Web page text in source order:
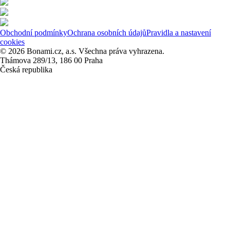
Obchodní podmínkyOchrana osobních údajůPravidla a nastavení
cookies
© 2026 Bonami.cz, a.s. Všechna práva vyhrazena.
Thámova 289/13, 186 00 Praha
Česká republika